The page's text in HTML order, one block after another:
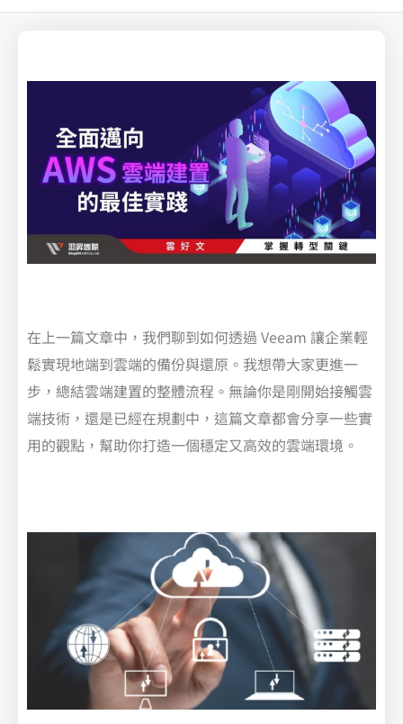
在上一篇文章中，我們聊到如何透過 Veeam 讓企業輕
鬆實現地端到雲端的備份與還原。我想帶大家更進一
步，總結雲端建置的整體流程。無論你是剛開始接觸雲
端技術，還是已經在規劃中，這篇文章都會分享一些實
用的觀點，幫助你打造一個穩定又高效的雲端環境。